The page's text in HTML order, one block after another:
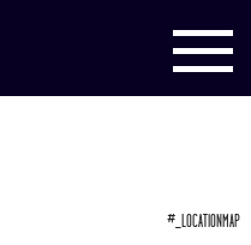
#_LOCATIONMAP